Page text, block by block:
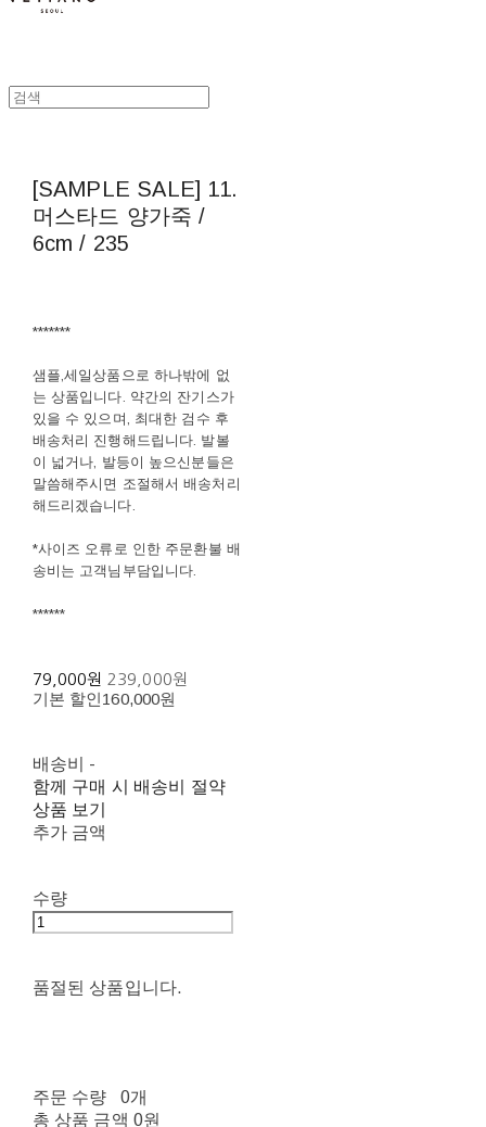
[SAMPLE SALE] 11.
머스타드 양가죽 /
6cm / 235
*******
샘플,세일상품으로 하나밖에 없
는 상품입니다. 약간의 잔기스가
있을 수 있으며, 최대한 검수 후
배송처리 진행해드립니다. 발볼
이 넓거나, 발등이 높으신분들은
말씀해주시면 조절해서 배송처리
해드리겠습니다.
*사이즈 오류로 인한 주문환불 배
송비는 고객님부담입니다.
******
79,000원 239,000원
기본 할인160,000원
배송비 -
함께 구매 시 배송비 절약
상품 보기
추가 금액
수량
품절된 상품입니다.
주문 수량
0개
총 상품 금액 0원